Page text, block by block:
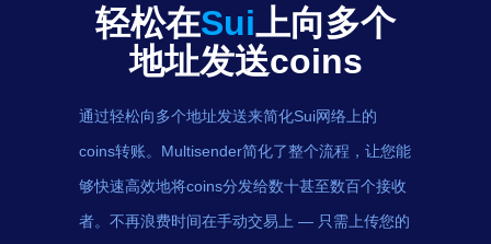
轻松在Sui上向多个
地址发送coins
通过轻松向多个地址发送来简化Sui网络上的
coins转账。Multisender简化了整个流程，让您能
够快速高效地将coins分发给数十甚至数百个接收
者。不再浪费时间在手动交易上 — 只需上传您的